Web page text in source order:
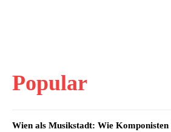
Popular
Wien als Musikstadt: Wie